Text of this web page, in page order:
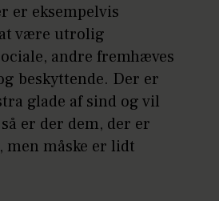
er eksempelvis
være utrolig
andre fremhæves
beskyttende. Der er
glade af sind og vil
er der dem, der er
måske er lidt